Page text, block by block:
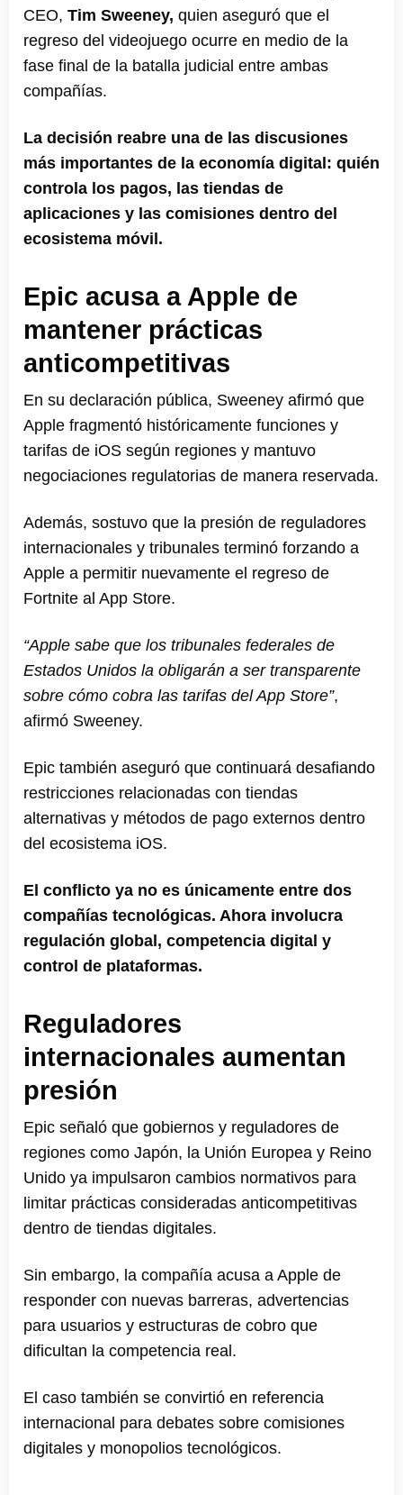
CEO, Tim Sweeney, quien aseguró que el
regreso del videojuego ocurre en medio de la
fase final de la batalla judicial entre ambas
compañías.
La decisión reabre una de las discusiones
más importantes de la economía digital: quién
controla los pagos, las tiendas de
aplicaciones y las comisiones dentro del
ecosistema móvil.
Epic acusa a Apple de
mantener prácticas
anticompetitivas
En su declaración pública, Sweeney afirmó que
Apple fragmentó históricamente funciones y
tarifas de iOS según regiones y mantuvo
negociaciones regulatorias de manera reservada.
Además, sostuvo que la presión de reguladores
internacionales y tribunales terminó forzando a
Apple a permitir nuevamente el regreso de
Fortnite al App Store.
“Apple sabe que los tribunales federales de
Estados Unidos la obligarán a ser transparente
sobre cómo cobra las tarifas del App Store”,
afirmó Sweeney.
Epic también aseguró que continuará desafiando
restricciones relacionadas con tiendas
alternativas y métodos de pago externos dentro
del ecosistema iOS.
El conflicto ya no es únicamente entre dos
compañías tecnológicas. Ahora involucra
regulación global, competencia digital y
control de plataformas.
Reguladores
internacionales aumentan
presión
Epic señaló que gobiernos y reguladores de
regiones como Japón, la Unión Europea y Reino
Unido ya impulsaron cambios normativos para
limitar prácticas consideradas anticompetitivas
dentro de tiendas digitales.
Sin embargo, la compañía acusa a Apple de
responder con nuevas barreras, advertencias
para usuarios y estructuras de cobro que
dificultan la competencia real.
El caso también se convirtió en referencia
internacional para debates sobre comisiones
digitales y monopolios tecnológicos.